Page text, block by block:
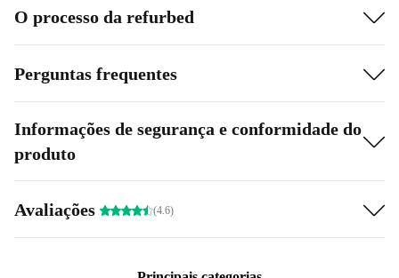
O processo da refurbed
Perguntas frequentes
Informações de segurança e conformidade do
produto
Avaliações (4.6)